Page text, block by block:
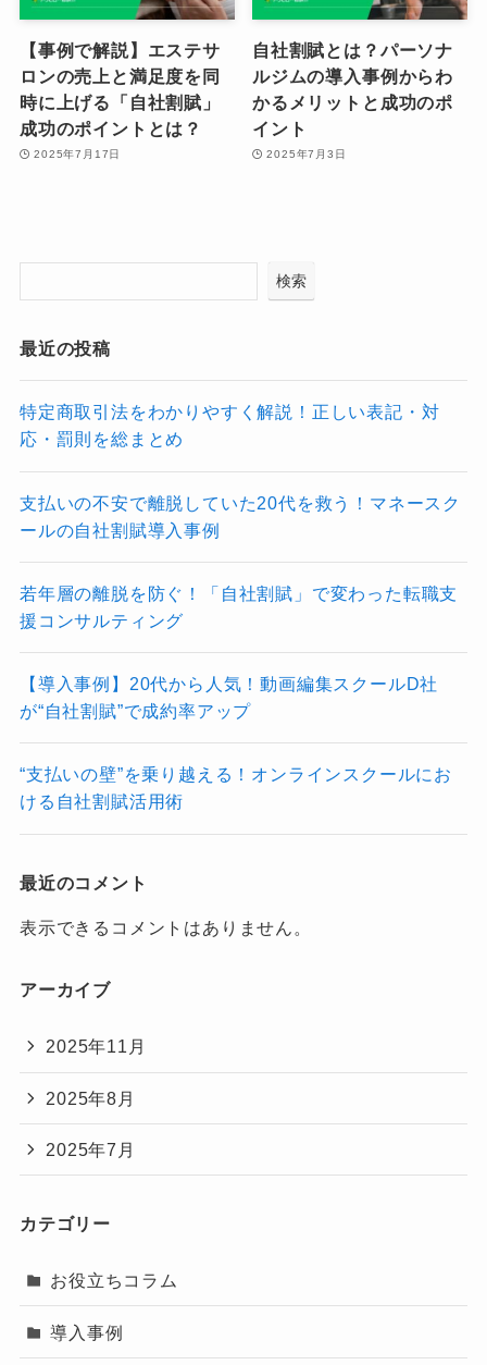
【事例で解説】エステサ
ロンの売上と満足度を同
時に上げる「自社割賦」
成功のポイントとは？
2025年7月17日
自社割賦とは？パーソナ
ルジムの導入事例からわ
かるメリットと成功のポ
イント
2025年7月3日
検索
最近の投稿
特定商取引法をわかりやすく解説！正しい表記・対
応・罰則を総まとめ
支払いの不安で離脱していた20代を救う！マネースク
ールの自社割賦導入事例
若年層の離脱を防ぐ！「自社割賦」で変わった転職支
援コンサルティング
【導入事例】20代から人気！動画編集スクールD社
が“自社割賦”で成約率アップ
“支払いの壁”を乗り越える！オンラインスクールにお
ける自社割賦活用術
最近のコメント
表示できるコメントはありません。
アーカイブ
2025年11月
2025年8月
2025年7月
カテゴリー
お役立ちコラム
導入事例